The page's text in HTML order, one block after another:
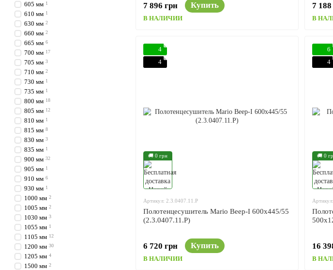
7 896 грн Купить
В НАЛИЧИИ
7
В
🚚 0 грн
4
4
Артикул: 2.3.0407.11.P
Полотенцесушитель Mario Веер-I 600x445/55
(2.3.0407.11.P)
6 720 грн Купить
В НАЛИЧИИ
🚚 0
6
4
16
В
605 мм 1
610 мм 1
630 мм 2
660 мм 2
665 мм 6
700 мм 17
705 мм 3
710 мм 2
730 мм 1
735 мм 1
800 мм 18
805 мм 12
810 мм 1
815 мм 8
830 мм 3
835 мм 1
900 мм 32
905 мм 1
910 мм 6
930 мм 1
1000 мм 2
1005 мм 2
1030 мм 3
1055 мм 1
1105 мм 12
1200 мм 30
1205 мм 4
1500 мм 2